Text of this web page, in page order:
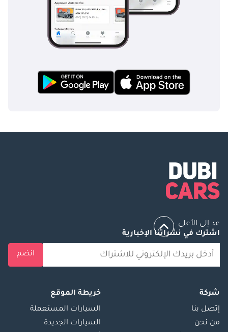
عد إلى الأعلى
اشترك في نشراتنا الإخبارية
انضم
شركة
إتصل بنا
من نحن
خريطة الموقع
السيارات المستعملة
السيارات الجديدة